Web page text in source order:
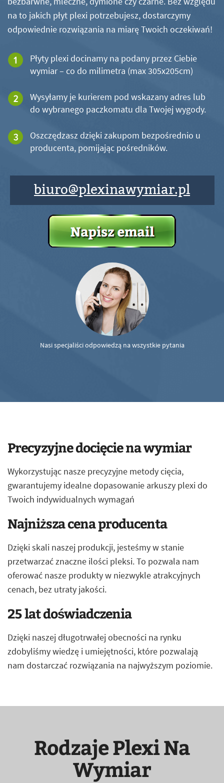
na to jakich płyt plexi potrzebujesz, dostarczymy
odpowiednie rozwiązania na miarę Twoich oczekiwań!
Płyty plexi docinamy na podany przez Ciebie
wymiar – co do milimetra (max 305x205cm)
Wysyłamy je kurierem pod wskazany adres lub
do wybranego paczkomatu dla Twojej wygody.
Oszczędzasz dzięki zakupom bezpośrednio u
producenta, pomijając pośredników.
biuro@plexinawymiar.pl
Nasi specjaliści odpowiedzą na wszystkie pytania
Precyzyjne docięcie na wymiar
Wykorzystując nasze precyzyjne metody cięcia,
gwarantujemy idealne dopasowanie arkuszy plexi do
Twoich indywidualnych wymagań
Najniższa cena producenta
Dzięki skali naszej produkcji, jesteśmy w stanie
przetwarzać znaczne ilości pleksi. To pozwala nam
oferować nasze produkty w niezwykle atrakcyjnych
cenach, bez utraty jakości.
25 lat doświadczenia
Dzięki naszej długotrwałej obecności na rynku
zdobyliśmy wiedzę i umiejętności, które pozwalają
nam dostarczać rozwiązania na najwyższym poziomie.
Rodzaje Plexi Na
Wymiar